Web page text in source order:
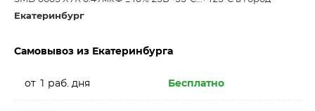
Екатеринбург
Самовывоз из Екатеринбурга
от 1 раб. дня Бесплатно